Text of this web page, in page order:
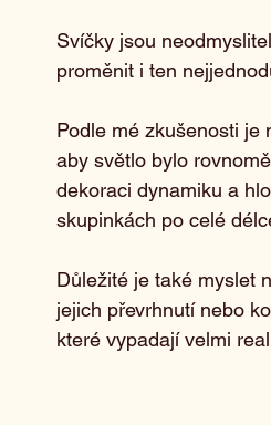
Svíčky jsou
proměnit i ten
Podle mé zkušenosti je
aby světlo bylo
dekoraci dynamiku a
skupinkách po celé
Důležité je také myslet
jejich převrhnutí nebo
které vypadají velmi